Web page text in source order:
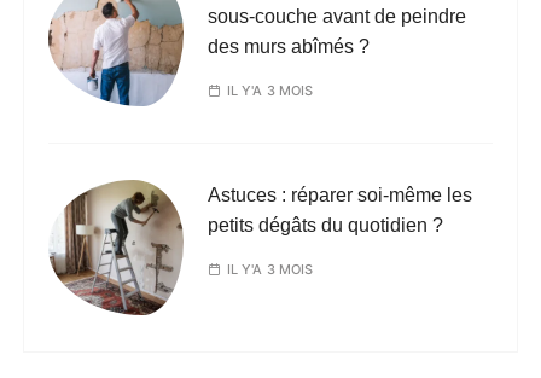
sous-couche avant de peindre
des murs abîmés ?
IL Y'A 3 MOIS
Astuces : réparer soi-même les
petits dégâts du quotidien ?
IL Y'A 3 MOIS